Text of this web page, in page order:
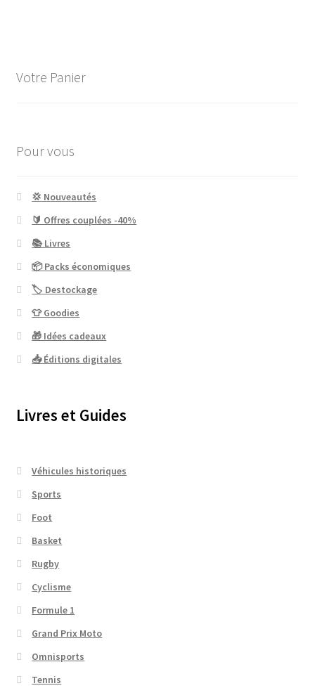
Votre Panier
Pour vous
💢 Nouveautés
🔰 Offres couplées -40%
📚 Livres
📦 Packs économiques
🏷 Destockage
👕 Goodies
🎁 Idées cadeaux
📥 Éditions digitales
Livres et Guides
Véhicules historiques
Sports
Foot
Basket
Rugby
Cyclisme
Formule 1
Grand Prix Moto
Omnisports
Tennis